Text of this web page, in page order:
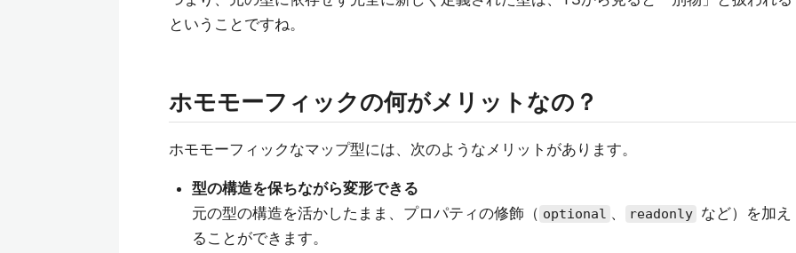
ということですね。
ホモモーフィックの何がメリットなの？
ホモモーフィックなマップ型には、次のようなメリットがあります。
型の構造を保ちながら変形できる
元の型の構造を活かしたまま、プロパティの修飾（ optional 、 readonly など）を加え
ることができます。